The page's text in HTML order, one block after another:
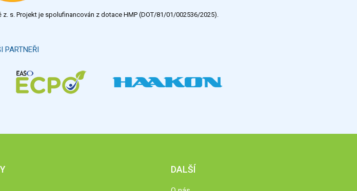
s. Projekt je spolufinancován z dotace HMP (DOT/81/01/002536/2025).
PARTNEŘI
DALŠÍ